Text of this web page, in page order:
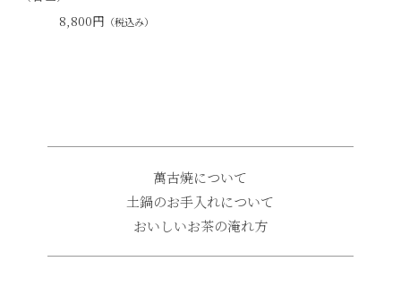
8,800円 （税込み）
萬古焼について
土鍋のお手入れについて
おいしいお茶の淹れ方